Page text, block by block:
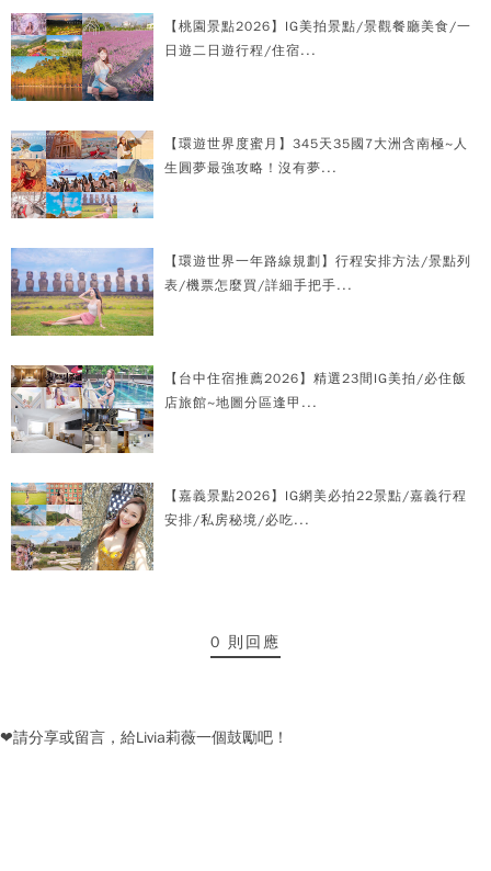
【桃園景點2026】IG美拍景點/景觀餐廳美食/一
日遊二日遊行程/住宿...
【環遊世界度蜜月】345天35國7大洲含南極~人
生圓夢最強攻略！沒有夢...
【環遊世界一年路線規劃】行程安排方法/景點列
表/機票怎麼買/詳細手把手...
【台中住宿推薦2026】精選23間IG美拍/必住飯
店旅館~地圖分區逢甲...
【嘉義景點2026】IG網美必拍22景點/嘉義行程
安排/私房秘境/必吃...
0 則回應
❤請分享或留言，給Livia莉薇一個鼓勵吧！